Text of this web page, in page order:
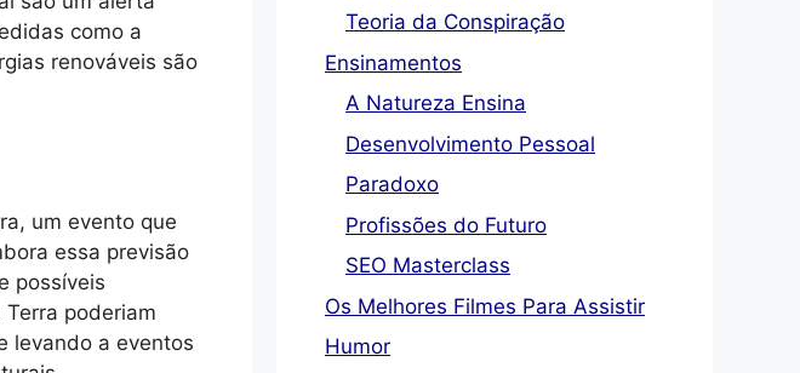
como a
renováveis são
um evento que
essa previsão
possíveis
poderiam
levando a eventos
Teoria da Conspiração
Ensinamentos
A Natureza Ensina
Desenvolvimento Pessoal
Paradoxo
Profissões do Futuro
SEO Masterclass
Os Melhores Filmes Para Assistir
Humor